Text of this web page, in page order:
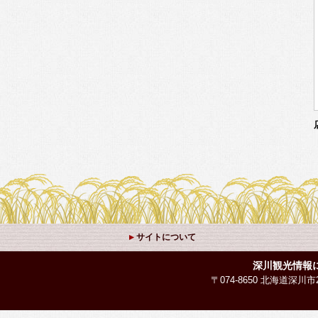
サイトについて
深川観光情報
〒074-8650 北海道深川